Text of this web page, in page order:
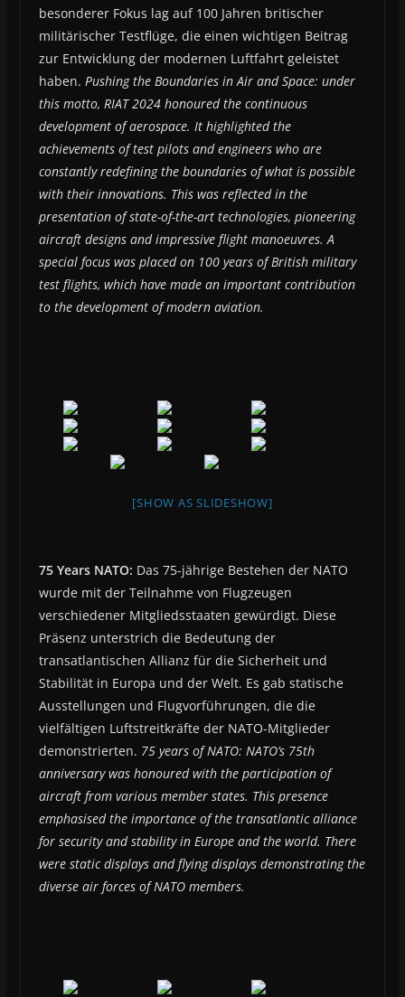
besonderer Fokus lag auf 100 Jahren britischer
militärischer Testflüge, die einen wichtigen Beitrag
zur Entwicklung der modernen Luftfahrt geleistet
haben. Pushing the Boundaries in Air and Space: under
this motto, RIAT 2024 honoured the continuous
development of aerospace. It highlighted the
achievements of test pilots and engineers who are
constantly redefining the boundaries of what is possible
with their innovations. This was reflected in the
presentation of state-of-the-art technologies, pioneering
aircraft designs and impressive flight manoeuvres. A
special focus was placed on 100 years of British military
test flights, which have made an important contribution
to the development of modern aviation.
[SHOW AS SLIDESHOW]
75 Years NATO: Das 75-jährige Bestehen der NATO
wurde mit der Teilnahme von Flugzeugen
verschiedener Mitgliedsstaaten gewürdigt. Diese
Präsenz unterstrich die Bedeutung der
transatlantischen Allianz für die Sicherheit und
Stabilität in Europa und der Welt. Es gab statische
Ausstellungen und Flugvorführungen, die die
vielfältigen Luftstreitkräfte der NATO-Mitglieder
demonstrierten. 75 years of NATO: NATO’s 75th
anniversary was honoured with the participation of
aircraft from various member states. This presence
emphasised the importance of the transatlantic alliance
for security and stability in Europe and the world. There
were static displays and flying displays demonstrating the
diverse air forces of NATO members.